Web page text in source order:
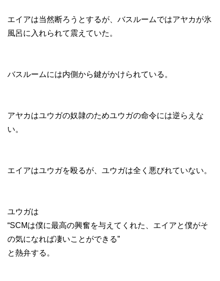
エイアは当然断ろうとするが、バスルームではアヤカが氷
風呂に入れられて震えていた。
バスルームには内側から鍵がかけられている。
アヤカはユウガの奴隷のためユウガの命令には逆らえな
い。
エイアはユウガを殴るが、ユウガは全く悪びれていない。
ユウガは
“SCMは僕に最高の興奮を与えてくれた、エイアと僕がそ
の気になれば凄いことができる”
と熱弁する。